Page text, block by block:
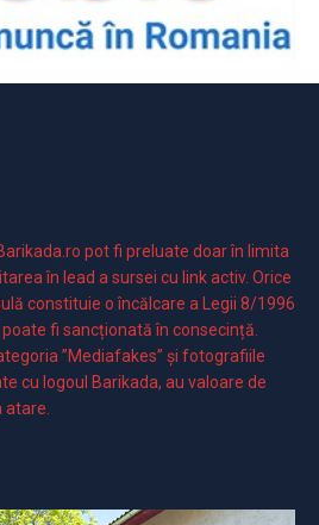
pot fi preluate doar în limita
în lead a sursei cu link activ. Orice
constituie o încălcare a Legii 8/1996
fi sancționată în consecință.
”Mediafakes” și fotografiile
cu logoul Barikada, au valoare de